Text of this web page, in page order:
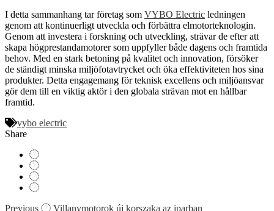
I detta sammanhang tar företag som VYBO Electric ledningen
genom att kontinuerligt utveckla och förbättra elmotorteknologin.
Genom att investera i forskning och utveckling, strävar de efter att
skapa högprestandamotorer som uppfyller både dagens och framtida
behov. Med en stark betoning på kvalitet och innovation, försöker
de ständigt minska miljöfotavtrycket och öka effektiviteten hos sina
produkter. Detta engagemang för teknisk excellens och miljöansvar
gör dem till en viktig aktör i den globala strävan mot en hållbar
framtid.
vybo electric
Share
Previous
Villanymotorok új korszaka az iparban